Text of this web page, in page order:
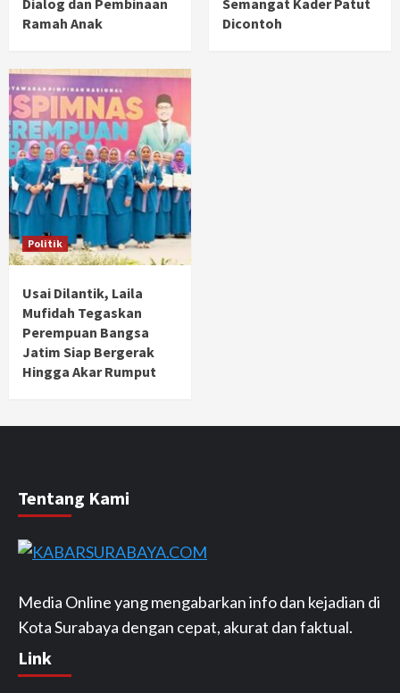
Dialog dan Pembinaan
Ramah Anak
Semangat Kader Patut
Dicontoh
Politik
Usai Dilantik, Laila
Mufidah Tegaskan
Perempuan Bangsa
Jatim Siap Bergerak
Hingga Akar Rumput
Tentang Kami
Media Online yang mengabarkan info dan kejadian di
Kota Surabaya dengan cepat, akurat dan faktual.
Link